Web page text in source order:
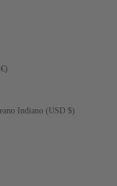
Terre australi francesi (EUR €)
Territorio britannico dell’Oceano Indiano (USD $)